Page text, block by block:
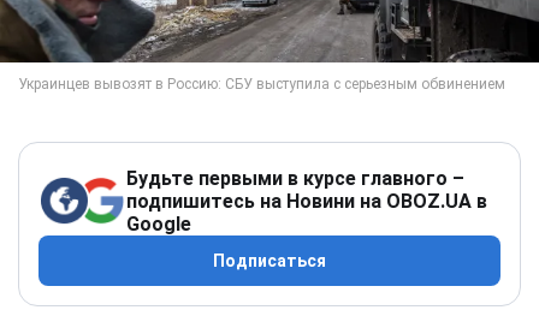
Будьте первыми в курсе главного –
подпишитесь на Новини на OBOZ.UA в
Google
Подписаться